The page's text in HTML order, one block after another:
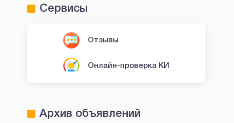
Сервисы
Отзывы
Онлайн-проверка КИ
Архив объявлений